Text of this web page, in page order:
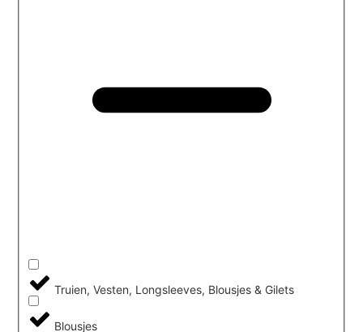
Truien, Vesten, Longsleeves, Blousjes & Gilets
Blousjes